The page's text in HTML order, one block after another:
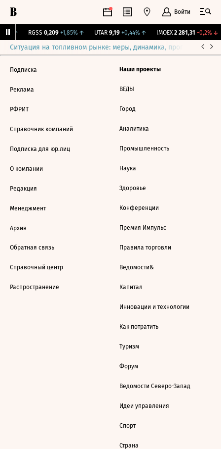
Войти
RGSS 0,209 +1,85%↑ UTAR 9,19 +0,44%↑ IMOEX 2 281,31 -0,2%↓
Ситуация на топливном рынке: меры, динамика, прогнозы
Подписка
Реклама
РФРИТ
Справочник компаний
Подписка для юр.лиц
О компании
Редакция
Менеджмент
Архив
Обратная связь
Справочный центр
Распространение
Наши проекты
ВЕДЫ
Город
Аналитика
Промышленность
Наука
Здоровье
Конференции
Премия Импульс
Правила торговли
Ведомости&
Капитал
Инновации и технологии
Как потратить
Туризм
Форум
Ведомости Северо-Запад
Идеи управления
Спорт
Страна